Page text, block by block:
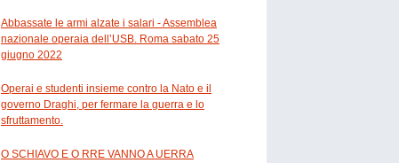
Abbassate le armi alzate i salari - Assemblea
nazionale operaia dell’USB. Roma sabato 25
giugno 2022
Operai e studenti insieme contro la Nato e il
governo Draghi, per fermare la guerra e lo
sfruttamento.
O SCHIAVO E O RRE VANNO A UERRA